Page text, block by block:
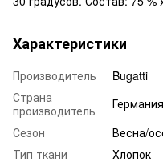
Характеристики
Производитель
Bugatti
Страна
производитель
Германия
Сезон
Весна/
Тип ткани
Хлопок